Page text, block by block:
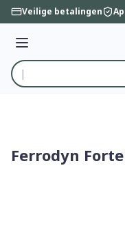
Ga naar de inhoud
Veilige betalingen
Menu
Product, merk,
Ferrodyn